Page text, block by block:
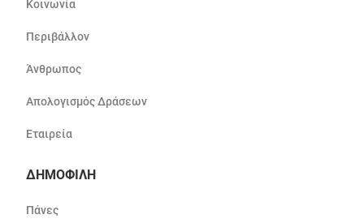
Κοινωνία
Περιβάλλον
Άνθρωπος
Απολογισμός Δράσεων
Εταιρεία
ΔΗΜΟΦΙΛΗ
Πάνες